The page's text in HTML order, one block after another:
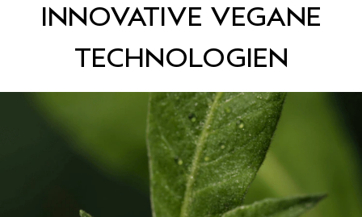
INNOVATIVE VEGANE
TECHNOLOGIEN